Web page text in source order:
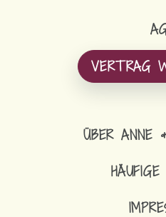
VERTRAG
ÜBER ANNE